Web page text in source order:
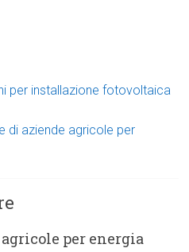
per installazione fotovoltaica
di aziende agricole per
per energia